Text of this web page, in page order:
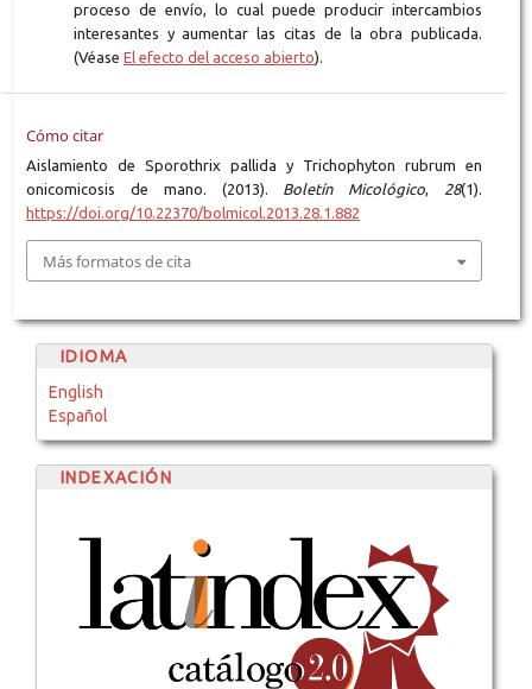
proceso de envío, lo cual puede producir intercambios
interesantes y aumentar las citas de la obra publicada.
(Véase El efecto del acceso abierto).
Cómo citar
Aislamiento de Sporothrix pallida y Trichophyton rubrum en
onicomicosis de mano. (2013). Boletín Micológico, 28(1).
https://doi.org/10.22370/bolmicol.2013.28.1.882
Más formatos de cita
IDIOMA
English
Español
INDEXACIÓN